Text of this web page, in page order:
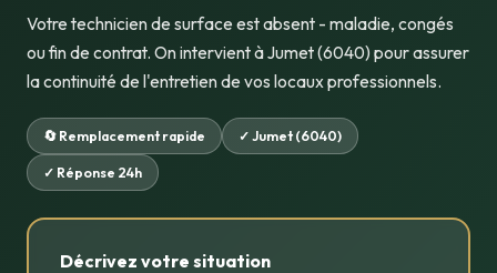
Votre technicien de surface est absent - maladie, congés
ou fin de contrat. On intervient à Jumet (6040) pour assurer
la continuité de l'entretien de vos locaux professionnels.
🔄 Remplacement rapide ✓ Jumet (6040)
✓ Réponse 24h
Décrivez votre situation